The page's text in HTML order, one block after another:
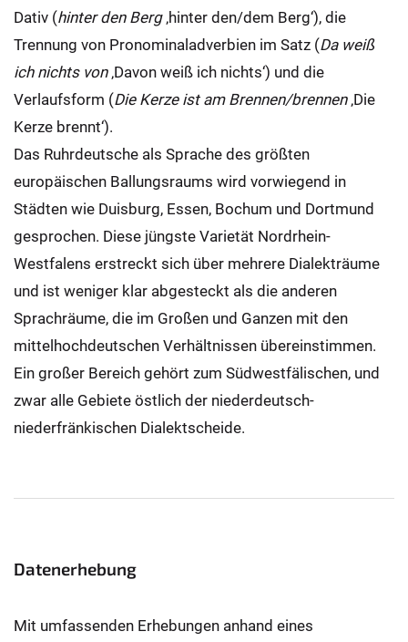
Dativ (hinter den Berg‚hinter den/dem Berg‘), die
Trennung von Pronominaladverbien im Satz (Da weiß
ich nichts von‚Davon weiß ich nichts‘) und die
Verlaufsform (Die Kerze ist am Brennen/brennen‚Die
Kerze brennt‘).
Das Ruhrdeutsche als Sprache des größten
europäischen Ballungsraums wird vorwiegend in
Städten wie Duisburg, Essen, Bochum und Dortmund
gesprochen. Diese jüngste Varietät Nordrhein-
Westfalens erstreckt sich über mehrere Dialekträume
und ist weniger klar abgesteckt als die anderen
Sprachräume, die im Großen und Ganzen mit den
mittelhochdeutschen Verhältnissen übereinstimmen.
Ein großer Bereich gehört zum Südwestfälischen, und
zwar alle Gebiete östlich der niederdeutsch-
niederfränkischen Dialektscheide.
Datenerhebung
Mit umfassenden Erhebungen anhand eines